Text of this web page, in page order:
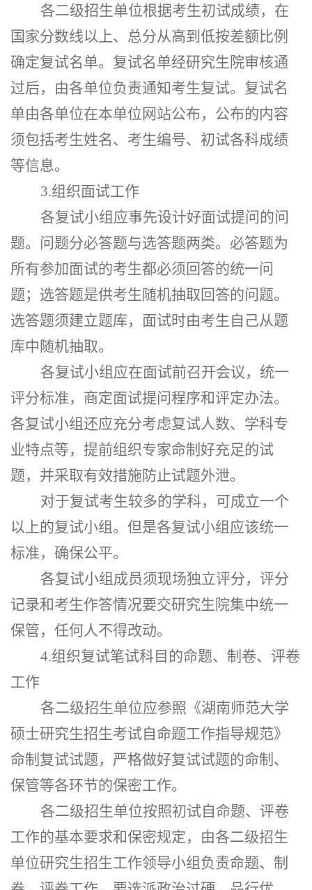
各二级招生单位根据考生初试成绩，在
国家分数线以上、总分从高到低按差额比例
确定复试名单。复试名单经研究生院审核通
过后，由各单位负责通知考生复试。 复试名
单由各单位在本单位网站公布，公布的内容
须包括考生姓名、考生编号、初试各科成绩
等信息。
3.组织面试工作
各复试小组应事先设计好面试提问的问
题。问题分必答题与选答题两类。必答题为
所有参加面试的考生都必须回答的统一问
题；选答题是供考生随机抽取回答的问题。
选答题须建立题库，面试时由考生自己从题
库中随机抽取。
各复试小组应在面试前召开会议，统一
评分标准，商定面试提问程序和评定办法。
各复试小组还应充分考虑复试人数、学科专
业特点等，提前组织专家命制好充足的试
题，并采取有效措施防止试题外泄。
对于复试考生较多的学科，可成立一个
以上的复试小组。但是各复试小组应该统一
标准，确保公平。
各复试小组成员须现场独立评分，评分
记录和考生作答情况要交研究生院集中统一
保管，任何人不得改动。
4.组织复试笔试科目的命题、制卷、评卷
工作
各二级招生单位应参照《湖南师范大学
硕士研究生招生考试自命题工作指导规范》
命制复试试题，严格做好复试试题的命制、
保管等各环节的保密工作。
各二级招生单位按照初试自命题、评卷
工作的基本要求和保密规定，由各二级招生
单位研究生招生工作领导小组负责命题、制